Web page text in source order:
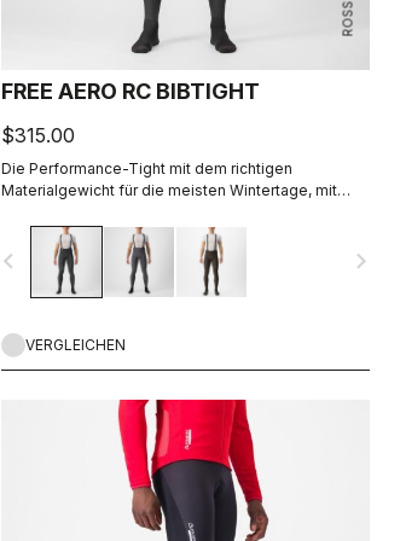
FREE AERO RC BIBTIGHT
$315.00
Die Performance-Tight mit dem richtigen
Materialgewicht für die meisten Wintertage, mit
Schutzwirkung.
navigate_before navigate_next
VERGLEICHEN